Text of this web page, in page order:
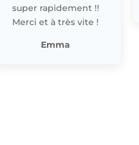
super rapidement !!
Merci et à très vite !
Emma